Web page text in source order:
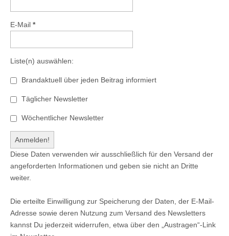
E-Mail *
Liste(n) auswählen:
Brandaktuell über jeden Beitrag informiert
Täglicher Newsletter
Wöchentlicher Newsletter
Diese Daten verwenden wir ausschließlich für den Versand der
angeforderten Informationen und geben sie nicht an Dritte
weiter.
Die erteilte Einwilligung zur Speicherung der Daten, der E-Mail-
Adresse sowie deren Nutzung zum Versand des Newsletters
kannst Du jederzeit widerrufen, etwa über den „Austragen“-Link